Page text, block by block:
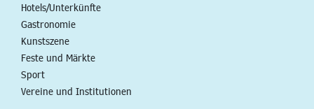
Hotels/Unterkünfte
Gastronomie
Kunstszene
Feste und Märkte
Sport
Vereine und Institutionen